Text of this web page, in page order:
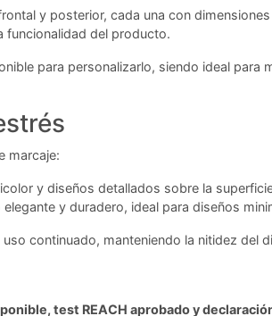
y posterior, cada una con
funcionalidad del producto.
para personalizarlo, siendo ideal
marcaje:
y diseños detallados sobre la
y duradero, ideal para diseños
continuado, manteniendo la nitidez del
test REACH aprobado y